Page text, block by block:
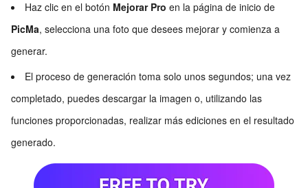
Haz clic en el botón Mejorar Pro en la página de inicio de
PicMa, selecciona una foto que desees mejorar y comienza a
generar.
El proceso de generación toma solo unos segundos; una vez
completado, puedes descargar la imagen o, utilizando las
funciones proporcionadas, realizar más ediciones en el resultado
generado.